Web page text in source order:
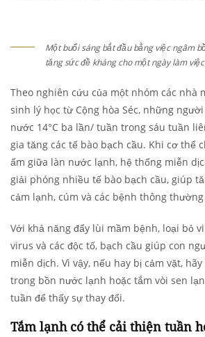
Một buổi sáng bắt đầu bằng việc ngâm
tăng sức đề kháng cho một ngày làm
Theo nghiên cứu của một nhóm các nhà
sinh lý học từ Cộng hòa Séc, những
nước 14°C ba lần/ tuần trong sáu tuần
gia tăng các tế bào bạch cầu. Khi cơ thể
ấm giữa làn nước lạnh, hệ thống miễn
giải phóng nhiều tế bào bạch cầu, giúp
cảm lạnh, cúm và các bệnh thông thường
Với khả năng đẩy lùi mầm bệnh, loại bỏ
virus và các độc tố, bạch cầu giúp con
miễn dịch. Vì vậy, nếu hay bị cảm vặt,
trong bồn nước lạnh hoặc tắm vòi sen
tuần để thấy sự thay đổi.
Tắm lạnh có thể cải thiện tuần